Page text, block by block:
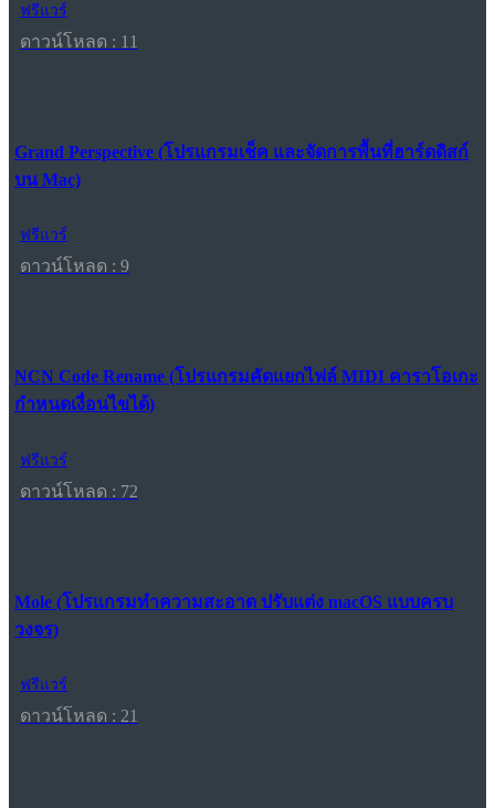
ฟรีแวร์
ดาวน์โหลด : 11
Grand Perspective (โปรแกรมเช็ค และจัดการพื้นที่ฮาร์ดดิสก์
บน Mac)
ฟรีแวร์
ดาวน์โหลด : 9
NCN Code Rename (โปรแกรมคัดแยกไฟล์ MIDI คาราโอเกะ
กำหนดเงื่อนไขได้)
ฟรีแวร์
ดาวน์โหลด : 72
Mole (โปรแกรมทำความสะอาด ปรับแต่ง macOS แบบครบ
วงจร)
ฟรีแวร์
ดาวน์โหลด : 21